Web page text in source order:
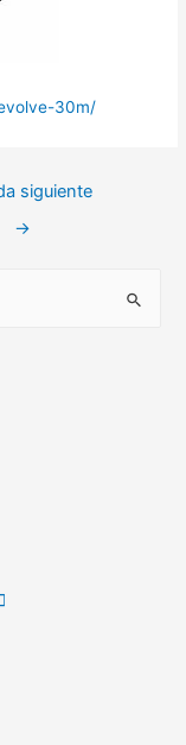
30m/
siguiente
→